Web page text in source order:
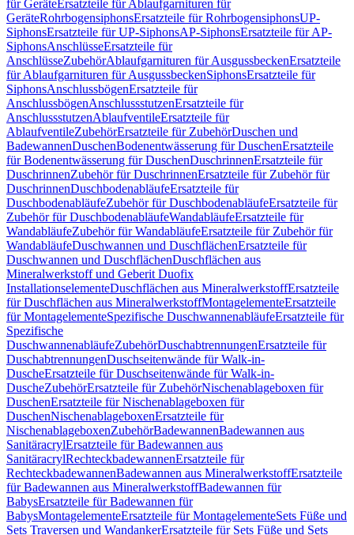
für GeräteErsatzteile für Ablaufgarnituren für
GeräteRohrbogensiphonsErsatzteile für RohrbogensiphonsUP-
SiphonsErsatzteile für UP-SiphonsAP-SiphonsErsatzteile für AP-
SiphonsAnschlüsseErsatzteile für
AnschlüsseZubehörAblaufgarnituren für AusgussbeckenErsatzteile
für Ablaufgarnituren für AusgussbeckenSiphonsErsatzteile für
SiphonsAnschlussbögenErsatzteile für
AnschlussbögenAnschlussstutzenErsatzteile für
AnschlussstutzenAblaufventileErsatzteile für
AblaufventileZubehörErsatzteile für ZubehörDuschen und
BadewannenDuschenBodenentwässerung für DuschenErsatzteile
für Bodenentwässerung für DuschenDuschrinnenErsatzteile für
DuschrinnenZubehör für DuschrinnenErsatzteile für Zubehör für
DuschrinnenDuschbodenabläufeErsatzteile für
DuschbodenabläufeZubehör für DuschbodenabläufeErsatzteile für
Zubehör für DuschbodenabläufeWandabläufeErsatzteile für
WandabläufeZubehör für WandabläufeErsatzteile für Zubehör für
WandabläufeDuschwannen und DuschflächenErsatzteile für
Duschwannen und DuschflächenDuschflächen aus
Mineralwerkstoff und Geberit Duofix
InstallationselementeDuschflächen aus MineralwerkstoffErsatzteile
für Duschflächen aus MineralwerkstoffMontagelementeErsatzteile
für MontagelementeSpezifische DuschwannenabläufeErsatzteile für
Spezifische
DuschwannenabläufeZubehörDuschabtrennungenErsatzteile für
DuschabtrennungenDuschseitenwände für Walk-in-
DuscheErsatzteile für Duschseitenwände für Walk-in-
DuscheZubehörErsatzteile für ZubehörNischenablageboxen für
DuschenErsatzteile für Nischenablageboxen für
DuschenNischenablageboxenErsatzteile für
NischenablageboxenZubehörBadewannenBadewannen aus
SanitäracrylErsatzteile für Badewannen aus
SanitäracrylRechteckbadewannenErsatzteile für
RechteckbadewannenBadewannen aus MineralwerkstoffErsatzteile
für Badewannen aus MineralwerkstoffBadewannen für
BabysErsatzteile für Badewannen für
BabysMontagelementeErsatzteile für MontagelementeSets Füße und
Sets Traversen und WandankerErsatzteile für Sets Füße und Sets